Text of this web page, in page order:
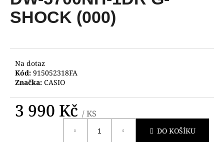
0,0
z
SHOCK (000)
Na dotaz
Kód: 915052318FA
Značka: CASIO
3 990 Kč / KS
DO KOŠÍKU
a
j
t
?
HLEDAT